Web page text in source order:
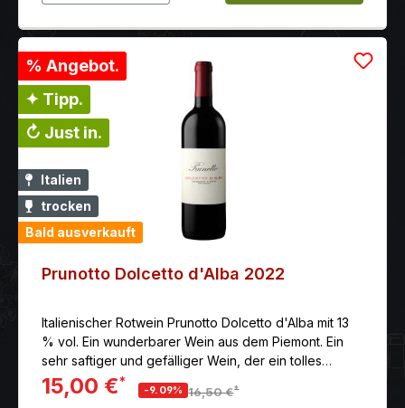
% Angebot.
✦ Tipp.
↻ Just in.
Italien
trocken
Bald ausverkauft
Prunotto Dolcetto d'Alba 2022
Italienischer Rotwein Prunotto Dolcetto d'Alba mit 13
% vol. Ein wunderbarer Wein aus dem Piemont. Ein
sehr saftiger und gefälliger Wein, der ein tolles
Gleichgewicht zwischen Frucht, Säure, Mineralität und
Frische bietet.
15,00 €*
-9.09% 16,50 €*